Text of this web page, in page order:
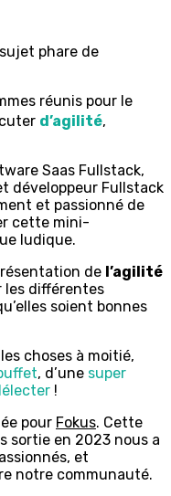
phare de
réunis pour le
d’agilité,
Saas Fullstack,
développeur Fullstack
et passionné de
cette mini-
ludique.
de l’agilité
les différentes
soient bonnes
choses à moitié,
, d’une super
!
pour Fokus. Cette
sortie en 2023 nous a
et
notre communauté.